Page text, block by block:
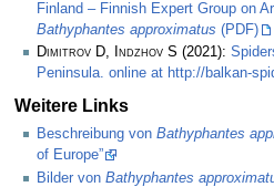
Finland – Finnish Expert Group on
Bathyphantes approximatus (PDF)
Dimitrov D, Indzhov S (2021):
Peninsula. online at http://balkan-
Weitere Links
Beschreibung von Bathyphantes
of Europe”
Bilder von Bathyphantes